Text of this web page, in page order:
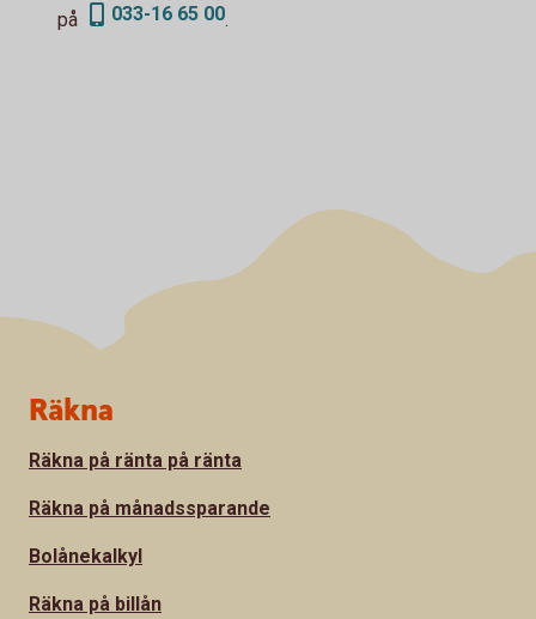
på
033-16 65 00.
Sidfot
Räkna
Räkna på ränta på ränta
Räkna på månadssparande
Bolånekalkyl
Räkna på billån